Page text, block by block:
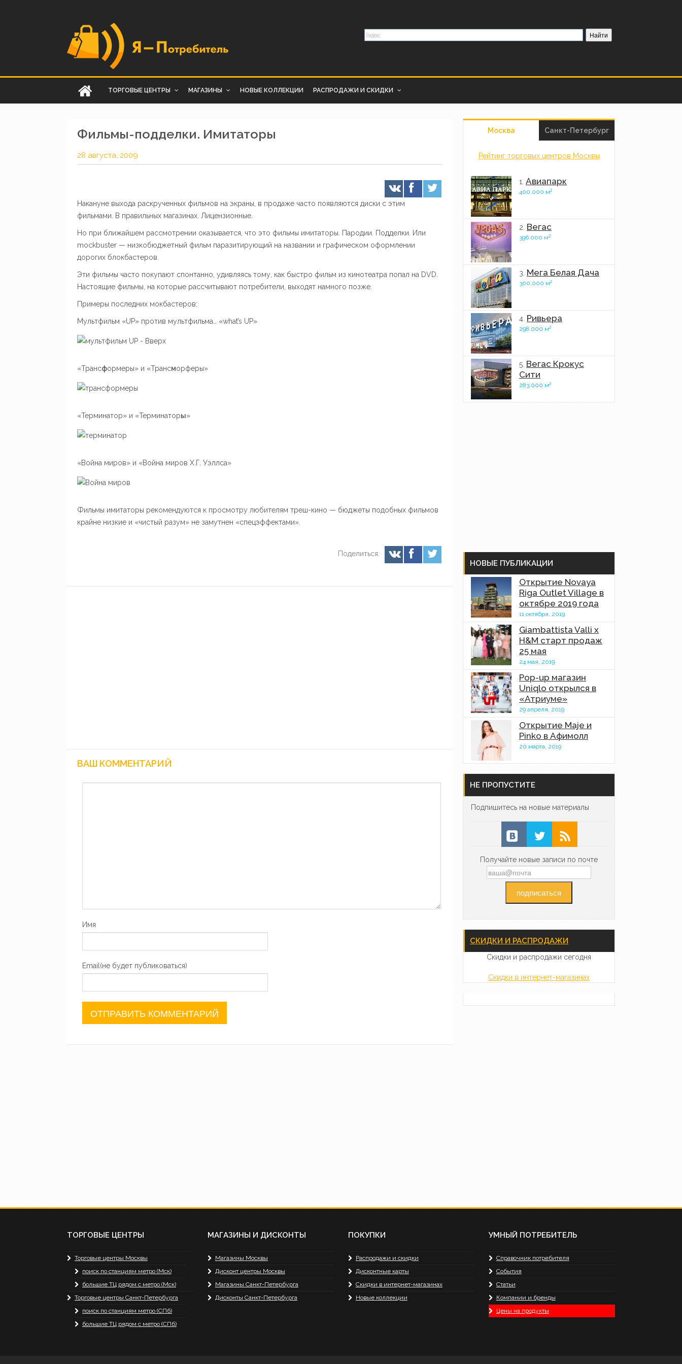
ТОРГОВЫЕ ЦЕНТРЫ МАГАЗИНЫ НОВЫЕ КОЛЛЕКЦИИ РАСПРОДАЖИ И СКИДКИ
Фильмы-подделки. Имитаторы
28 августа, 2009
Накануне выхода раскрученных фильмов на экраны, в продаже часто появляются диски с этим
фильмами. В правильных магазинах. Лицензионные.
Но при ближайшем рассмотрении оказывается, что это фильмы имитаторы. Пародии. Подделки.
Или
mockbuster — низкобюджетный фильм паразитирующий на названии и графическом оформлении
дорогих блокбастеров.
Эти фильмы часто покупают спонтанно, удивляясь тому, как быстро фильм из кинотеатра попал на DVD.
Настоящие фильмы, на которые рассчитывают потребители, выходят намного позже.
Примеры последних мокбастеров:
Мультфильм «UP» против мультфильма… «what’s UP»
«Трансформеры» и «Трансморферы»
«Терминатор» и «Терминаторы»
«Война миров» и «Война миров Х.Г. Уэллса»
Фильмы имитаторы рекомендуются к просмотру любителям треш-кино — бюджеты подобных фильмов
крайне низкие и «чистый разум» не замутнен «спецэффектами».
Поделиться:
ВАШ КОММЕНТАРИЙ
Имя
Email(не будет публиковаться)
Москва Санкт-Петербург
Рейтинг торговых центров Москвы
1. Авиапарк
400.000 м2
2. Вегас
396.000 м2
3. Мега Белая Дача
300.000 м2
4. Ривьера
298.000 м2
5. Вегас Крокус
Сити
283.000 м2
НОВЫЕ ПУБЛИКАЦИИ
Открытие Novaya
Riga Outlet Village в
октябре 2019 года
11 октября, 2019
Giambattista Valli x
H&M старт продаж
25 мая
24 мая, 2019
Pop-up магазин
Uniqlo открылся в
«Атриуме»
29 апреля, 2019
Открытие Maje и
Pinko в Афимолл
20 марта, 2019
НЕ ПРОПУСТИТЕ
Подпишитесь на новые материалы
Получайте новые записи по почте
СКИДКИ И РАСПРОДАЖИ
Скидки и распродажи сегодня
Скидки в интернет-магазинах
ТОРГОВЫЕ ЦЕНТРЫ
Торговые центры Москвы
поиск по станциям метро (Мск)
большие ТЦ рядом с метро (Мск)
Торговые центры Санкт-Петербурга
поиск по станциям метро (СПб)
большие ТЦ рядом с метро (СПб)
МАГАЗИНЫ И ДИСКОНТЫ
Магазины Москвы
Дисконт центры Москвы
Магазины Санкт-Петербурга
Дисконты Санкт-Петербурга
ПОКУПКИ
Распродажи и скидки
Дисконтные карты
Скидки в интернет-магазинах
Новые коллекции
УМНЫЙ ПОТРЕБИТЕЛЬ
Справочник потребителя
События
Статьи
Компании и бренды
Цены на продукты